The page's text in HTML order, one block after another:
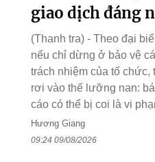
giao dịch đáng
(Thanh tra) - Theo đại
nếu chỉ dừng ở bảo vệ
trách nhiệm của tổ chức,
rơi vào thế lưỡng nan:
cáo có thể bị coi là vi
Hương Giang
09:24 09/08/2026